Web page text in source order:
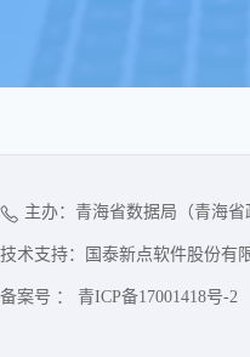
主办：青海省数据局（青海省
技术支持：国泰新点软件股份有
备案号 ： 青ICP备17001418号-2